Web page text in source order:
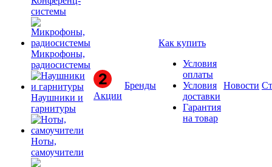
системы
Микрофоны,
радиосистемы
Наушники и
гарнитуры
Ноты,
самоучители
Акции
Бренды
Как купить
Условия
оплаты
Условия
доставки
Гарантия
на товар
Новости